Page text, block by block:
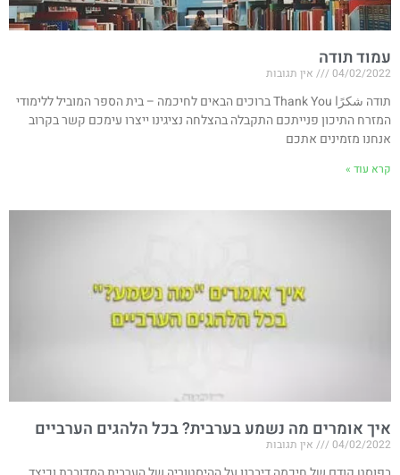
עמוד תודה
04/02/2022 אין תגובות
תודה شكرًا Thank You ברוכים הבאים לחיכמה – בית הספר המוביל ללימודי
המזרח התיכון פנייתכם התקבלה בהצלחה נציגינו ייצרו עימכם קשר בקרוב
אנחנו מזמינים אתכם
קרא עוד »
איך אומרים מה נשמע בערבית? בכל הלהגים הערביים
04/02/2022 אין תגובות